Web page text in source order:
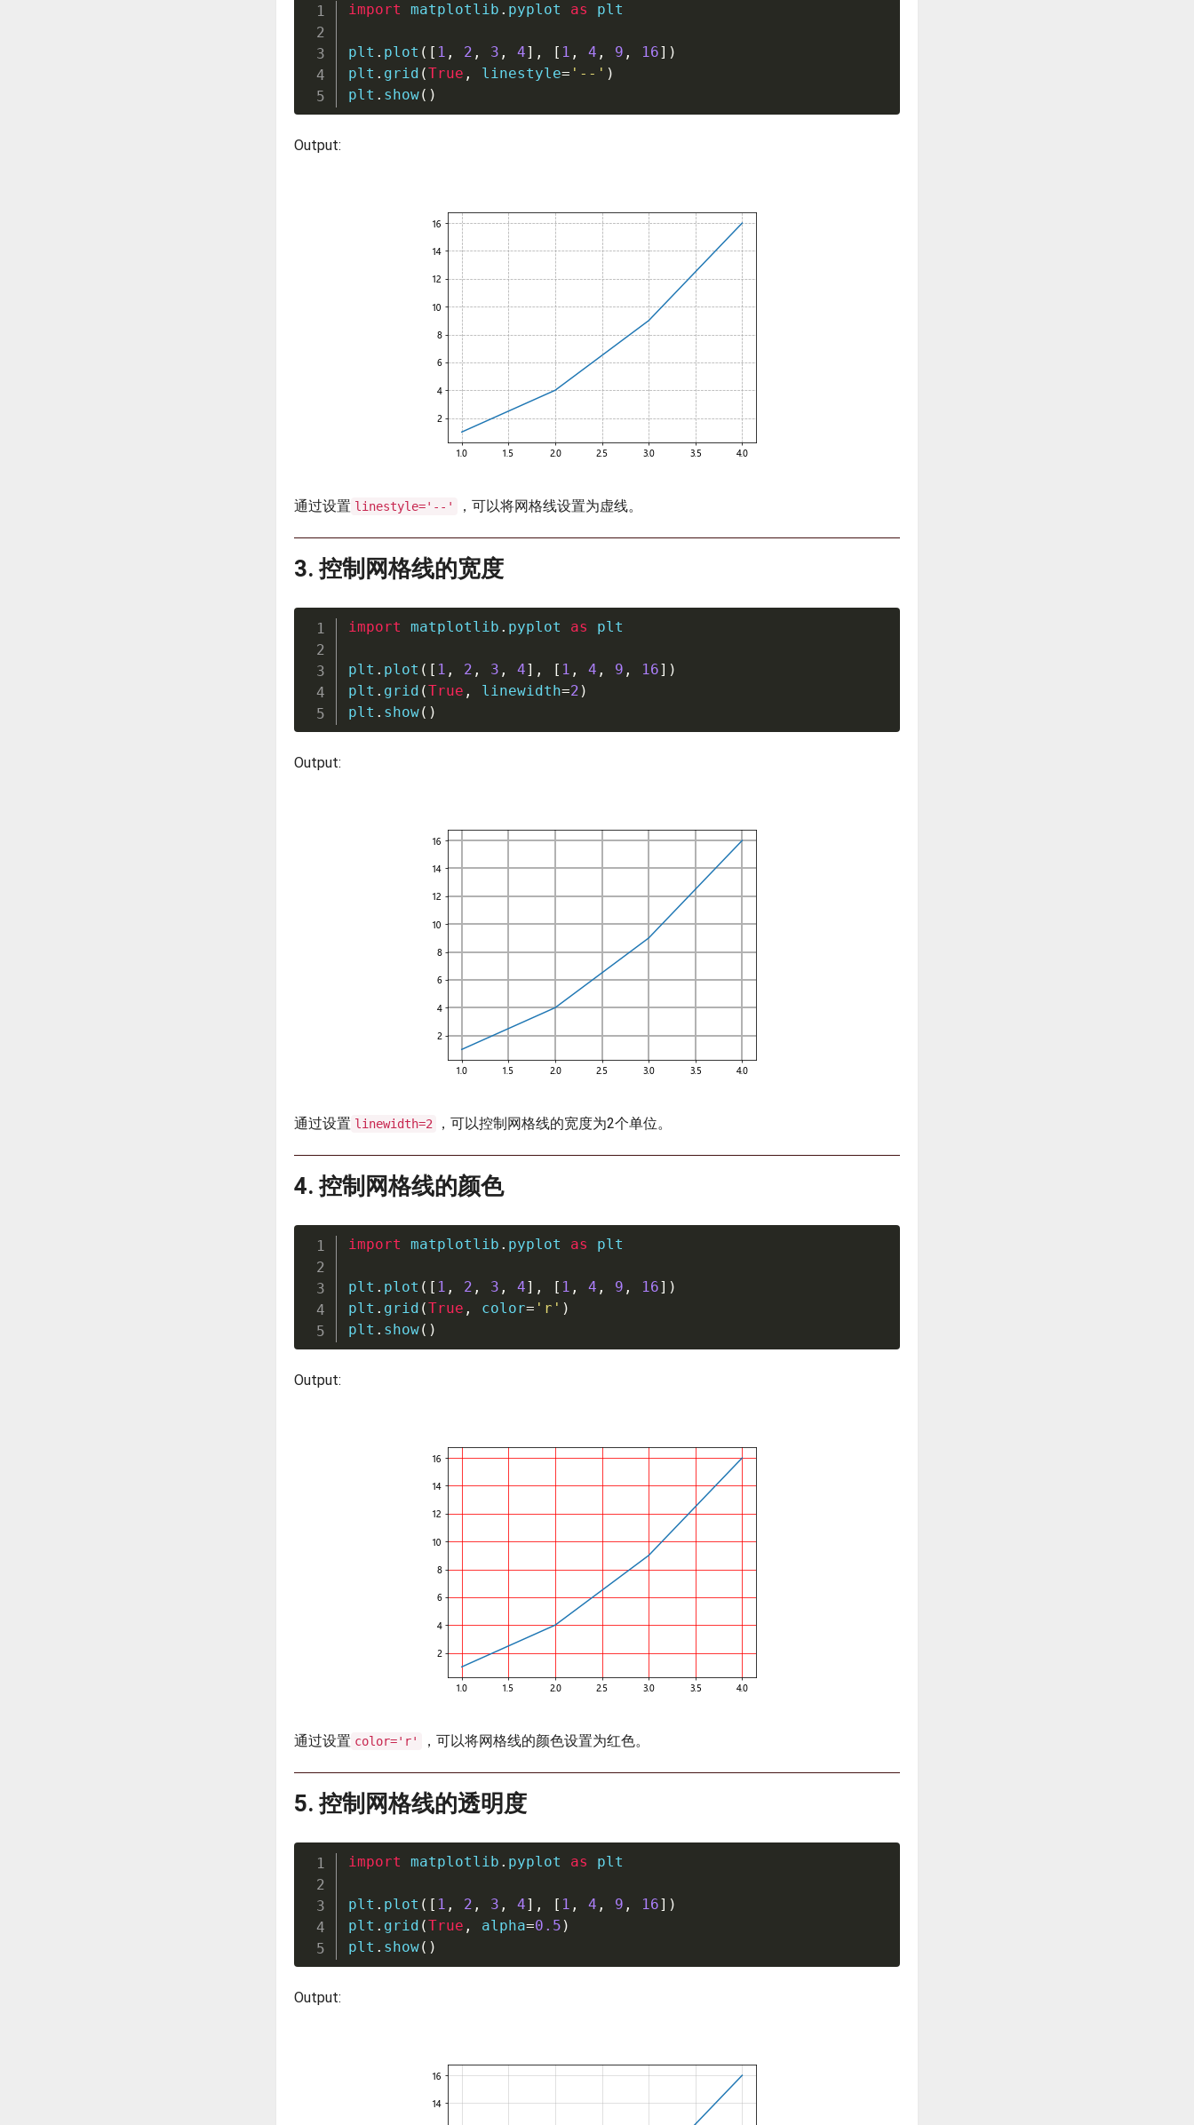
import matplotlib . pyplot as plt
plt . plot ( [ 1 , 2 , 3 , 4] , [ 1 , 4 , 9 , 16] )
plt . grid (True , linestyle= '--' )
plt . show( )
Output:
通过设置 linestyle='--' ，可以将网格线设置为虚线。
3. 控制网格线的宽度
import matplotlib . pyplot as plt
plt . plot ( [ 1 , 2 , 3 , 4] , [ 1 , 4 , 9 , 16] )
plt . grid (True , linewidth=2 )
plt . show( )
Output:
通过设置 linewidth=2 ，可以控制网格线的宽度为2个单位。
4. 控制网格线的颜色
import matplotlib . pyplot as plt
plt . plot ( [ 1 , 2 , 3 , 4] , [ 1 , 4 , 9 , 16] )
plt . grid (True , color= 'r' )
plt . show( )
Output:
通过设置 color='r' ，可以将网格线的颜色设置为红色。
5. 控制网格线的透明度
import matplotlib . pyplot as plt
plt . plot ( [ 1 , 2 , 3 , 4] , [ 1 , 4 , 9 , 16] )
plt . grid (True , alpha=0.5 )
plt . show( )
Output: